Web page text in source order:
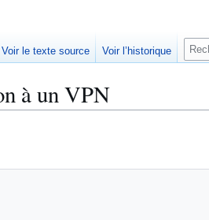
à un VPN
Voir le texte source Voir l’historique
R
e
e
h